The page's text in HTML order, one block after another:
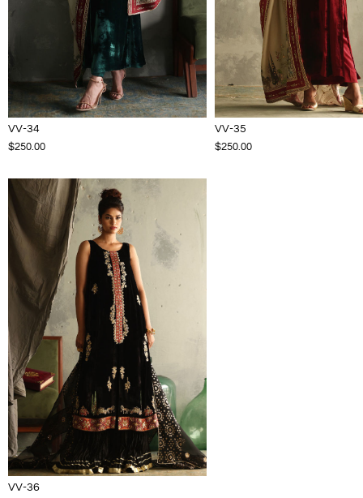
VV-34
$250.00
VV-35
$250.00
VV-36